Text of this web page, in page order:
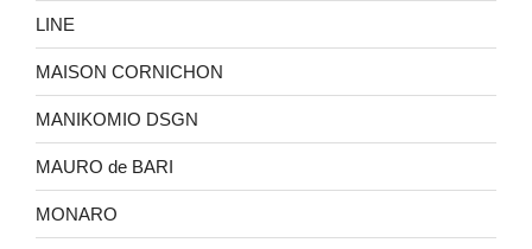
LINE
MAISON CORNICHON
MANIKOMIO DSGN
MAURO de BARI
MONARO